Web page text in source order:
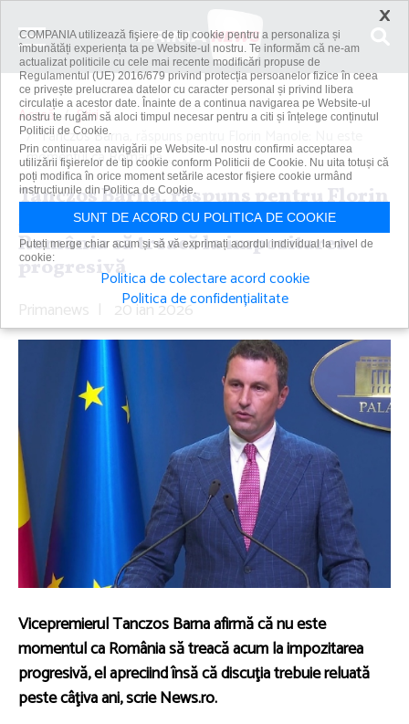
Acasă
Știri
Tanczos Barna, răspuns pentru Florin Manole: Nu este
momentul ca România...
Tanczos Barna, răspuns pentru Florin
Manole: Nu este momentul ca
România să treacă la impozitarea
progresivă
Primanews | 20 ian 2026
Vicepremierul Tanczos Barna afirmă că nu este
momentul ca România să treacă acum la impozitarea
progresivă, el apreciind însă că discuţia trebuie reluată
peste câţiva ani, scrie News.ro.
×
COMPANIA utilizează fişiere de tip cookie pentru a personaliza și
îmbunătăți experiența ta pe Website-ul nostru. Te informăm că ne-am
actualizat politicile cu cele mai recente modificări propuse de
Regulamentul (UE) 2016/679 privind protecția persoanelor fizice în ceea
ce privește prelucrarea datelor cu caracter personal și privind libera
circulație a acestor date. Înainte de a continua navigarea pe Website-ul
nostru te rugăm să aloci timpul necesar pentru a citi și înțelege conținutul
Politicii de Cookie.
Prin continuarea navigării pe Website-ul nostru confirmi acceptarea
utilizării fişierelor de tip cookie conform Politicii de Cookie. Nu uita totuși că
poți modifica în orice moment setările acestor fişiere cookie urmând
instrucțiunile din Politica de Cookie.
SUNT DE ACORD CU POLITICA DE COOKIE
Puteți merge chiar acum și să vă exprimați acordul individual la nivel de
cookie:
Politica de colectare acord cookie
Politica de confidențialitate